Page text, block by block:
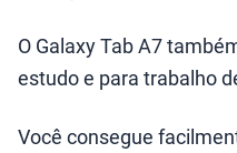
O Galaxy Tab A7
estudo e para trabalho
Você consegue